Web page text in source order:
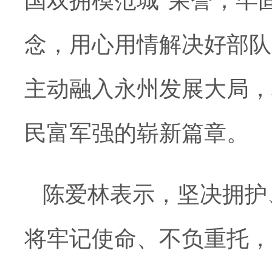
念，用心用情解决好部
主动融入永州发展大局
民富军强的崭新篇章。
陈爱林表示，坚决拥
将牢记使命、不负重托